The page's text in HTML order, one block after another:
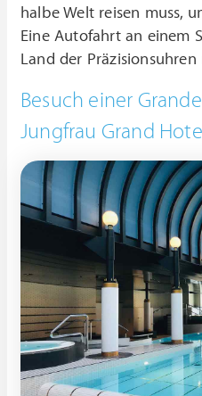
halbe Welt reisen muss,
Eine Autofahrt an einem
Land der
Besuch einer
Jungfrau Grand